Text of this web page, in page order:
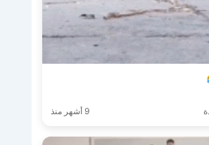
9 أشهر منذ